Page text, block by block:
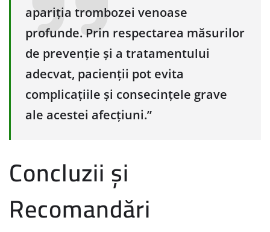
apariția trombozei venoase
profunde. Prin respectarea măsurilor
de prevenție și a tratamentului
adecvat, pacienții pot evita
complicațiile și consecințele grave
ale acestei afecțiuni.”
Concluzii și
Recomandări